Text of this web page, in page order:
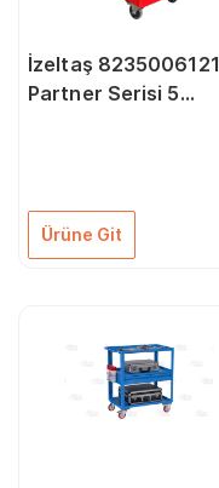
İzeltaş 8235006121
Partner Serisi 5
Ürüne Git